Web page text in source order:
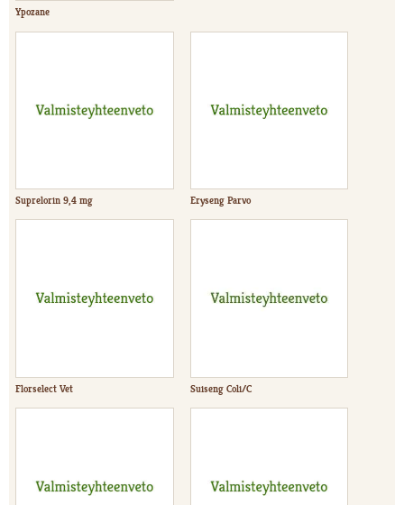
Ypozane
Suprelorin 9,4 mg Eryseng Parvo
Florselect Vet Suiseng Coli/C